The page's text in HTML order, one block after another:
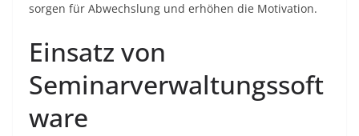
sorgen für Abwechslung und erhöhen die Motivation.
Einsatz von
Seminarverwaltungssoft
ware